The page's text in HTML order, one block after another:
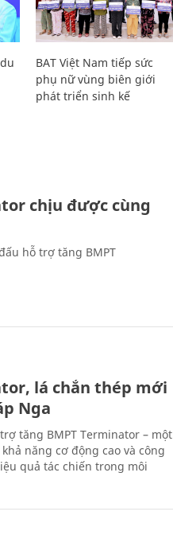
BAT Việt Nam tiếp sức
phụ nữ vùng biên giới
phát triển sinh kế
chịu được cùng
hỗ trợ tăng BMPT
lá chắn thép mới
Nga
tăng BMPT Terminator – một
năng cơ động cao và công
quả tác chiến trong môi